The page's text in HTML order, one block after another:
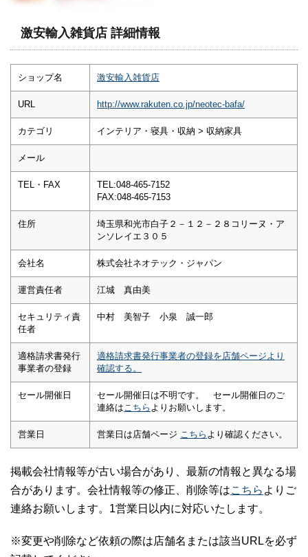
激安輸入雑貨店 詳細情報
ショップ名 激安輸入雑貨店
URL http://www.rakuten.co.jp/neotec-bafa/
カテゴリ インテリア・寝具・収納 > 収納家具
メール
TEL・FAX
TEL:048-465-7152
FAX:048-465-7153
住所
埼玉県和光市白子２－１２－２８コリーヌ・ア
ンソレイエ３０５
会社名 株式会社ネオテック・ジャパン
運営責任者 江城 真由美
セキュリティ責
任者
中村 美智子 小泉 誠一郎
適格請求書発行
事業者の登録
適格請求書発行事業者の登録を店舗ページより
確認する。
セール開催日
セール開催日は不明です。 セール開催日のご
連絡は こちら よりお願いします。
営業日 営業日は店舗ページ こちら より確認ください。
掲載会社情報等が古い場合があり、最新の情報と異なる場
合があります。会社情報等の修正、削除等はこちら よりご
連絡お願いします。1営業日以内に対応いたします。
※変更や削除など依頼の際は店舗名または該当URLを必ず